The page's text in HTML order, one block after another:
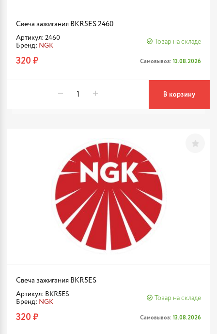
Свеча зажигания BKR5ES 2460
Артикул: 2460
Бренд: NGK
Товар на складе
320 ₽ Самовывоз: 13.08.2026
В корзину
Свеча зажигания BKR5ES
Артикул: BKR5ES
Бренд: NGK
Товар на складе
320 ₽ Самовывоз: 13.08.2026